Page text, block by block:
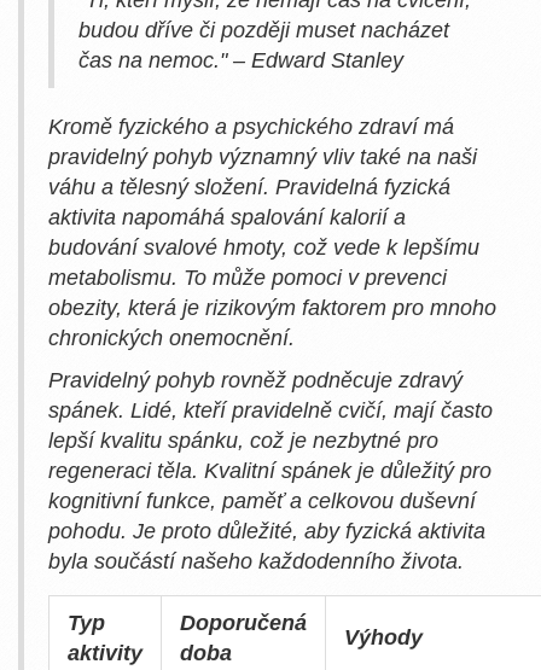
budou dříve či později muset nacházet
čas na nemoc." – Edward Stanley
Kromě fyzického a psychického zdraví má
pravidelný pohyb významný vliv také na naši
váhu a tělesný složení. Pravidelná fyzická
aktivita napomáhá spalování kalorií a
budování svalové hmoty, což vede k lepšímu
metabolismu. To může pomoci v prevenci
obezity, která je rizikovým faktorem pro mnoho
chronických onemocnění.
Pravidelný pohyb rovněž podněcuje zdravý
spánek. Lidé, kteří pravidelně cvičí, mají často
lepší kvalitu spánku, což je nezbytné pro
regeneraci těla. Kvalitní spánek je důležitý pro
kognitivní funkce, paměť a celkovou duševní
pohodu. Je proto důležité, aby fyzická aktivita
byla součástí našeho každodenního života.
Typ
aktivity
Doporučená
doba
Výhody